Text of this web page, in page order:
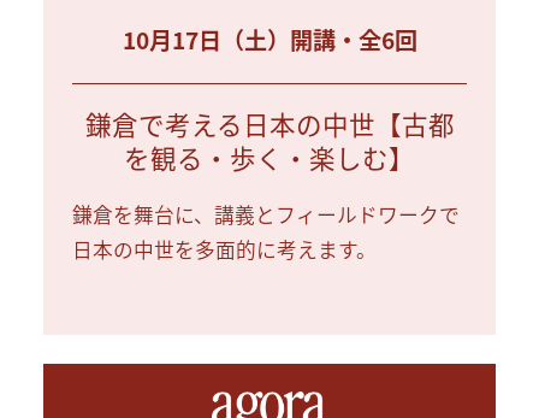
10月17日（土）開講・全6回
鎌倉で考える日本の中世【古都
を観る・歩く・楽しむ】
鎌倉を舞台に、講義とフィールドワークで
日本の中世を多面的に考えます。